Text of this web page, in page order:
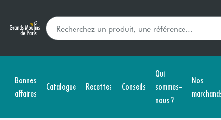
Bonnes
affaires
Catalogue Recettes Conseils
Qui
sommes-
nous ?
Nos